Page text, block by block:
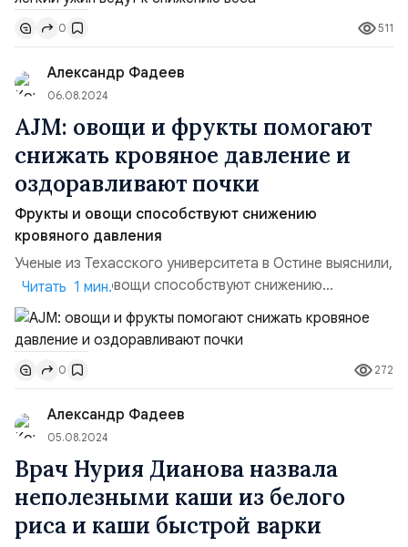
продуктов в зависимости от времени суток для
улучшения общего самочувствия и достижения
желаемых результатов. Рассказала она об этом
“Ленте.ру”. Считается, ч...
0 511
Александр Фадеев
06.08.2024
AJM: овощи и фрукты помогают
снижать кровяное давление и
оздоравливают почки
Фрукты и овощи способствуют снижению
кровяного давления
Ученые из Техасского университета в Остине выяснили,
что фрукты и овощи способствуют снижению
кровяного давления, улучшению функционирования
почек и профилактике сердечно-сосудистых
заболеваний благодаря своему щелочному составу.
Результаты их исследования были опубликованы в
научном журнале American Journal of Medicine.
Участников разделили на три груп...
Читать 1 мин.
0 272
Александр Фадеев
05.08.2024
Врач Нурия Дианова назвала
неполезными каши из белого
риса и каши быстрой варки